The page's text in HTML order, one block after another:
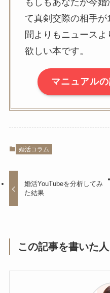
て真剣交際の相手
聞よりもニュース
欲しい本です。
マニュアル
婚活コラム
婚活YouTubeを分析してみ
た結果
この記事を書いた人